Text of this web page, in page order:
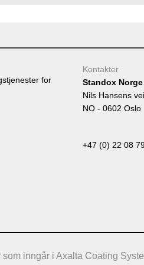
for
Kontakter
Standox Norge
Nils Hansens
NO - 0602 Oslo
+47 (0) 22 08
inngår i Axalta Coating